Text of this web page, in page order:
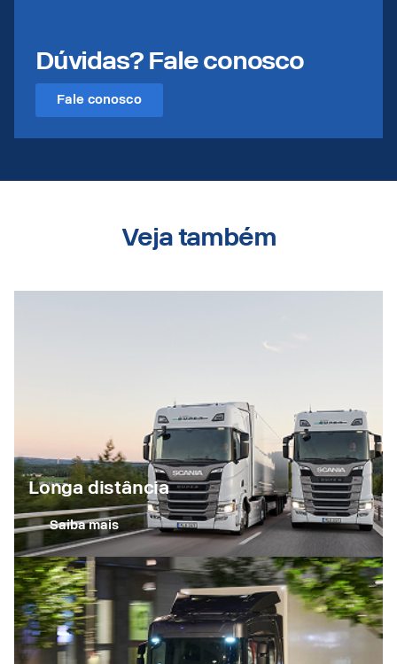
Dúvidas? Fale conosco
Fale conosco
Veja também
Longa distância
Saiba mais